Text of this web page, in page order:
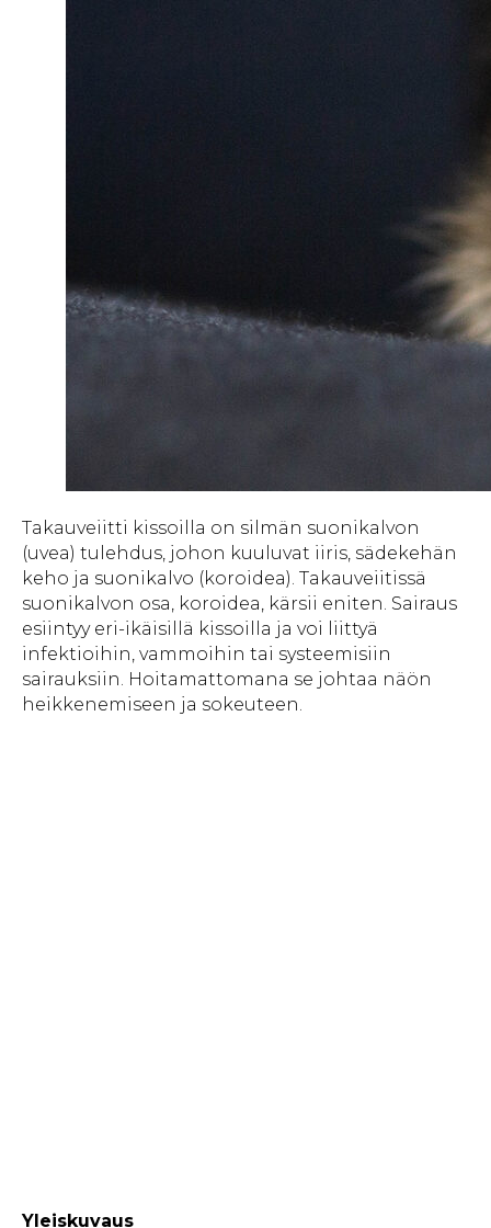
Takauveiitti kissoilla on silmän suonikalvon
(uvea) tulehdus, johon kuuluvat iiris, sädekehän
keho ja suonikalvo (koroidea). Takauveiitissä
suonikalvon osa, koroidea, kärsii eniten. Sairaus
esiintyy eri-ikäisillä kissoilla ja voi liittyä
infektioihin, vammoihin tai systeemisiin
sairauksiin. Hoitamattomana se johtaa näön
heikkenemiseen ja sokeuteen.
Yleiskuvaus